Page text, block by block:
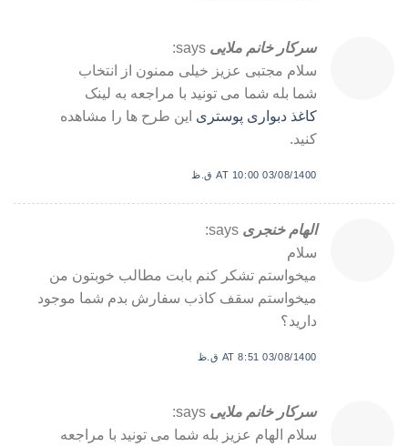
سرکار خانم ملایی says:
سلام مجتبی عزیز خیلی ممنون از انتخاب
شما بله شما می تونید با مراجعه به لینک
کاغذ دبواری پوستری این طرح ها را مشاهده
کنید.
03/08/1400 AT 10:00 ق.ظ
الهام خنجری says:
سلام
میخواستم تشکر کنم بابت مطالب خوبتون من
میخواستم سقف کاذب سفارش بدم شما موجود
دارید؟
03/08/1400 AT 8:51 ق.ظ
سرکار خانم ملایی says:
سلام الهام عزیز بله شما می تونید با مراجعه